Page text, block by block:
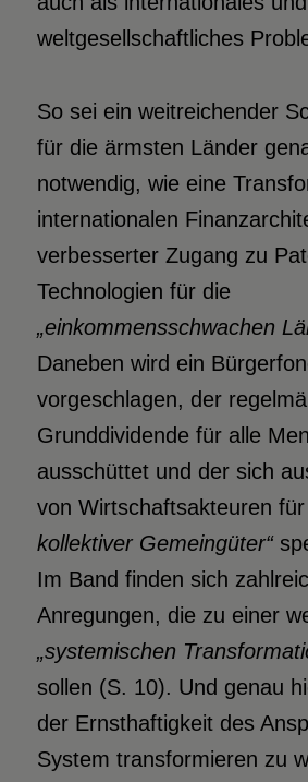
weltgesellschaftliches
So sei ein weitreichender
für die ärmsten Länder
notwendig, wie eine
internationalen
verbesserter Zugang zu
Technologien für die
„einkommensschwachen
Daneben wird ein
vorgeschlagen, der
Grunddividende für alle
ausschüttet und der sich
von Wirtschaftsakteuren
kollektiver Gemeingüter“
Im Band finden sich
Anregungen, die zu einer
„systemischen
sollen (S. 10). Und genau
der Ernsthaftigkeit des
System transformieren zu